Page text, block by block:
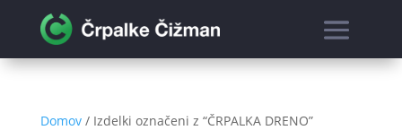
Domov/ Izdelki označeni z “ČRPALKA DRENO”